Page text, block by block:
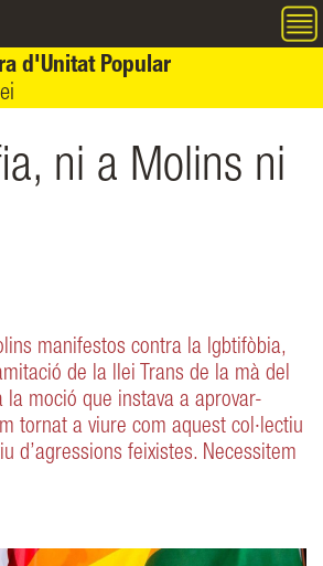
d'Unitat Popular
ni a Molins ni
manifestos contra la lgbtifòbia,
de la llei Trans de la mà del
la moció que instava a aprovar-
tornat a viure com aquest col·lectiu
d’agressions feixistes. Necessitem